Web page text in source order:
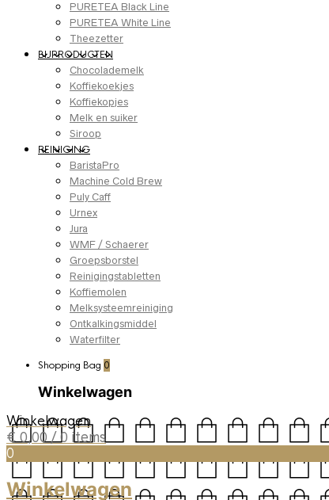
PURETEA Black Line
PURETEA White Line
Theezetter
BIJPRODUCTEN
Chocolademelk
Koffiekoekjes
Koffiekopjes
Melk en suiker
Siroop
REINIGING
BaristaPro
Machine Cold Brew
Puly Caff
Urnex
Jura
WMF / Schaerer
Groepsborstel
Reinigingstabletten
Koffiemolen
Melksysteemreiniging
Ontkalkingsmiddel
Waterfilter
Shopping Bag 0
Winkelwagen
Winkelwagen
€ 0,00 / 0 items
0
Winkelwagen